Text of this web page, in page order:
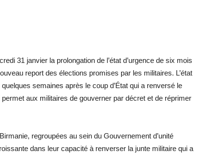
31 janvier la prolongation de l’état d’urgence de six mois
report des élections promises par les militaires. L’état
semaines après le coup d’État qui a renversé le
aux militaires de gouverner par décret et de réprimer
regroupées au sein du Gouvernement d’unité
dans leur capacité à renverser la junte militaire qui a